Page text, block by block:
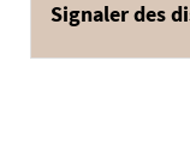
Signaler des